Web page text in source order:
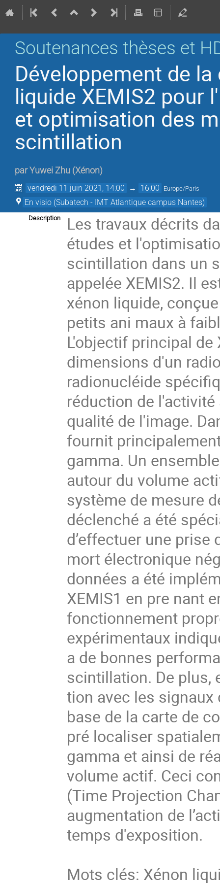
Soutenances thèses et
Développement de
liquide XEMIS2 pour
et optimisation des
scintillation
parYuwei Zhu (Xénon)
vendredi 11 juin 2021, 14:00 → 16:00 Europe/Paris
En visio (Subatech - IMT Atlantique campus Nantes)
Description
Les travaux décrits
études et
scintillation dans un
appelée XEMIS2. Il
xénon liquide,
petits ani maux à
L'objectif principal
dimensions d'un
radionucléide
réduction de
qualité de l'image.
fournit
gamma. Un
autour du volume
système de mesure
déclenché a été
d’effectuer une
mort électronique
données a été
XEMIS1 en pre nant
fonctionnement
expérimentaux
a de bonnes
scintillation. De plus,
tion avec les
base de la carte de
pré localiser
gamma et ainsi de
volume actif. Ceci
(Time Projection
augmentation de
temps d'exposition.
Mots clés: Xénon